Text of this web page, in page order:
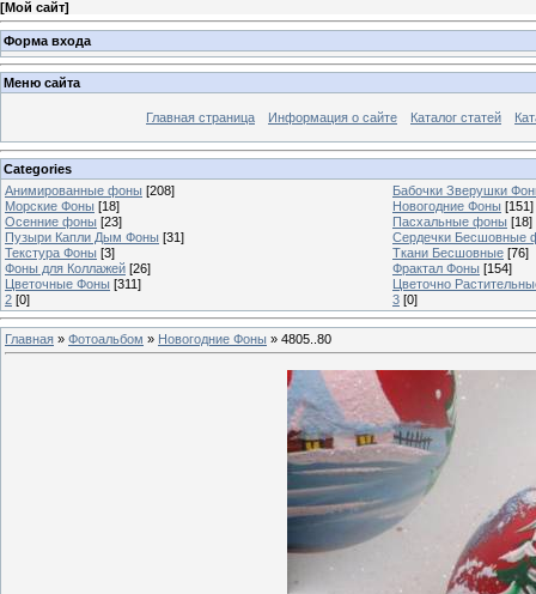
[Мой сайт]
Форма входа
Меню сайта
Главная страница Информация о сайте Каталог статей
Categories
Анимированные фоны [208]
Бабочки Зверушки
Морские Фоны [18] Новогодние Фоны [151]
Осенние фоны [23] Пасхальные фоны [18]
Пузыри Капли Дым Фоны [31]
Сердечки Бесшовные
Текстура Фоны [3] Ткани Бесшовные [76]
Фоны для Коллажей [26] Фрактал Фоны [154]
Цветочные Фоны [311]
Цветочно
2 [0] 3 [0]
Главная » Фотоальбом » Новогодние Фоны » 4805..80